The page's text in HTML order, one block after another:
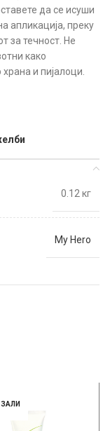
да се исуши
апликација, преку
за течност. Не
како
и пијалоци.
0.12 кг
My Hero